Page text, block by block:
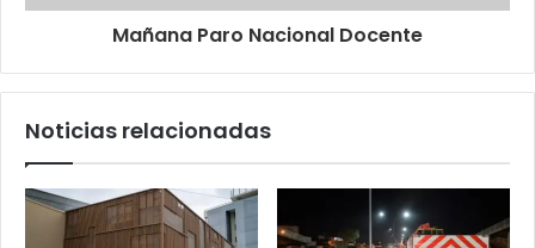
Mañana Paro Nacional Docente
Noticias relacionadas